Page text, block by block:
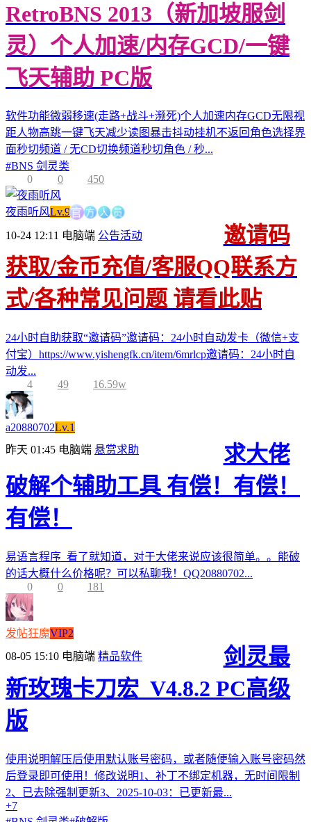
RetroBNS 2013（新加坡服剑
灵）个人加速/内存GCD/一键
飞天辅助 PC版
软件功能微弱移速(走路+战斗+濒死)个人加速内存GCD无限视
距人物高跳一键飞天减少读图暴击抖动挂机不返回角色选择界
面秒切频道 / 无CD切换频道秒切角色 / 秒...
#BNS 剑灵类
0
0 450
夜雨听风Lv.9官方人员
10-24 12:11 电脑端 公告活动
邀请码
获取/金币充值/客服QQ联系方
式/各种常见问题 请看此贴
24小时自助获取“邀请码”邀请码：24小时自动发卡（微信+支
付宝）https://www.yishengfk.cn/item/6mrlcp邀请码：24小时自
动发...
4
49 16.59w
a20880702Lv.1
昨天 01:45 电脑端 悬赏求助
求大佬
破解个辅助工具 有偿！有偿！
有偿！
易语言程序 看了就知道，对于大佬来说应该很简单。。能破
的话大概什么价格呢？可以私聊我！QQ20880702...
0
0 181
发帖狂魔VIP2
08-05 15:10 电脑端 精品软件
剑灵最
新玫瑰卡刀宏_V4.8.2 PC高级
版
使用说明解压后使用默认账号密码，或者随便输入账号密码然
后登录即可使用！修改说明1、补丁不绑定机器，无时间限制
2、已去除强制更新3、2025-10-03：已更新最...
+7